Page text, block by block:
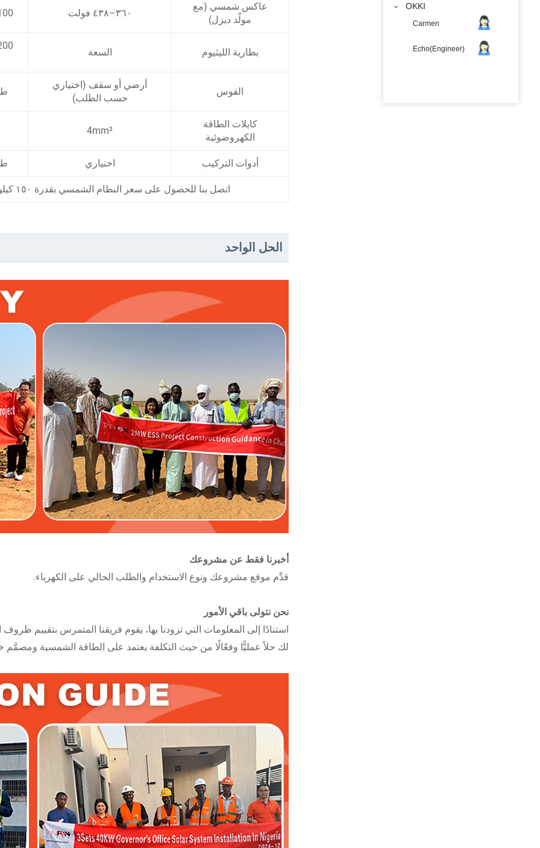
عاكس شمسي (مع
مولّد ديزل)
٣٦٠–٤٣٨ فولت 100
بطارية الليثيوم السعة
القوس
أرضي أو سقف (اختياري
حسب الطلب)
كابلات الطاقة
الكهروضوئية
4mm²
أدوات التركيب اختياري
اتصل بنا للحصول على سعر النظام الشمسي بقدرة ١٥٠ كيلوواط والتكوين المخصّص وفقًا لاحتياجاتك.
الحل الواحد
أخبرنا فقط عن مشروعك
قدِّم موقع مشروعك ونوع الاستخدام والطلب الحالي على الكهرباء.
نحن نتولى باقي الأمور
استنادًا إلى المعلومات التي تزودنا بها، يقوم فريقنا المتمرس بتقييم
لك حلاً عمليًّا وفعّالًا من حيث التكلفة يعتمد على الطاقة الشمسية
OKKI
Carmen
Echo(Engineer)